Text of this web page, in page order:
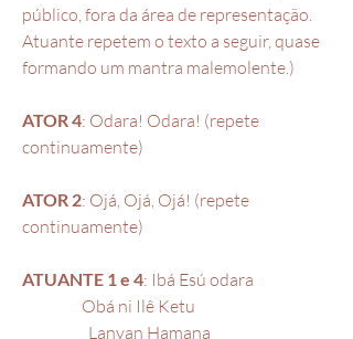
público, fora da área de representação.
Atuante repetem o texto a seguir, quase
formando um mantra malemolente.)
ATOR 4: Odara! Odara! (repete
continuamente)
ATOR 2: Ojá, Ojá, Ojá! (repete
continuamente)
ATUANTE 1 e 4: Ibá Esú odara
Obá ni Ilê Ketu
Lanyan Hamana